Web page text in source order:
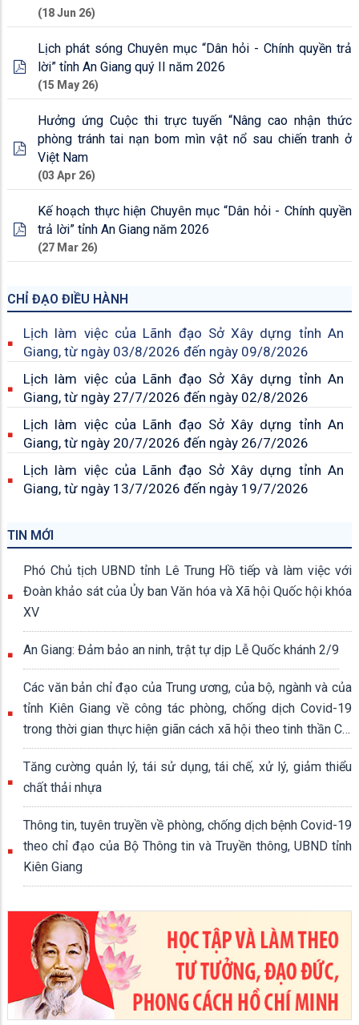
(18 Jun 26)
Lịch phát sóng Chuyên mục “Dân hỏi - Chính quyền trả
lời” tỉnh An Giang quý II năm 2026
(15 May 26)
Hưởng ứng Cuộc thi trực tuyến “Nâng cao nhận thức
phòng tránh tai nạn bom mìn vật nổ sau chiến tranh ở
Việt Nam
(03 Apr 26)
Kế hoạch thực hiện Chuyên mục “Dân hỏi - Chính quyền
trả lời” tỉnh An Giang năm 2026
(27 Mar 26)
CHỈ ĐẠO ĐIỀU HÀNH
Lịch làm việc của Lãnh đạo Sở Xây dựng tỉnh An
Giang, từ ngày 03/8/2026 đến ngày 09/8/2026
Lịch làm việc của Lãnh đạo Sở Xây dựng tỉnh An
Giang, từ ngày 27/7/2026 đến ngày 02/8/2026
Lịch làm việc của Lãnh đạo Sở Xây dựng tỉnh An
Giang, từ ngày 20/7/2026 đến ngày 26/7/2026
Lịch làm việc của Lãnh đạo Sở Xây dựng tỉnh An
Giang, từ ngày 13/7/2026 đến ngày 19/7/2026
TIN MỚI
Phó Chủ tịch UBND tỉnh Lê Trung Hồ tiếp và làm việc với
Đoàn khảo sát của Ủy ban Văn hóa và Xã hội Quốc hội khóa
XV
An Giang: Đảm bảo an ninh, trật tự dịp Lễ Quốc khánh 2/9
Các văn bản chỉ đạo của Trung ương, của bộ, ngành và của
tỉnh Kiên Giang về công tác phòng, chống dịch Covid-19
trong thời gian thực hiện giãn cách xã hội theo tinh thần Chỉ
thị số 16/CT-TTg ngày 31/3/2020 của Thủ tướng Chính
phủ
Tăng cường quản lý, tái sử dụng, tái chế, xử lý, giảm thiểu
chất thải nhựa
Thông tin, tuyên truyền về phòng, chống dịch bệnh Covid-19
theo chỉ đạo của Bộ Thông tin và Truyền thông, UBND tỉnh
Kiên Giang